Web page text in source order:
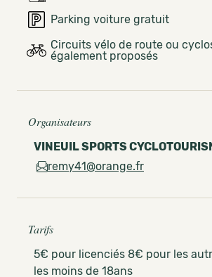
Parking voiture gratuit
Circuits vélo de route ou
également proposés
Organisateurs
VINEUIL SPORTS
remy41@orange.fr
Tarifs
5€ pour licenciés 8€ pour les
les moins de 18ans